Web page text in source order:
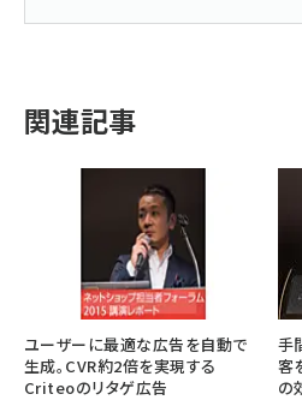
関連記事
ユーザーに最適な広告を自動で
生成。CVR約2倍を実現する
Criteoのリタゲ広告
手
客
の